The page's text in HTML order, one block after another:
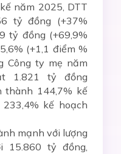
năm 2025, DTT
tỷ đồng (+37%
tỷ đồng (+69,9%
(+1,1 điểm %
Công ty mẹ năm
1.821 tỷ đồng
thành 144,7% kế
kế hoạch
mạnh với lượng
15.860 tỷ đồng,